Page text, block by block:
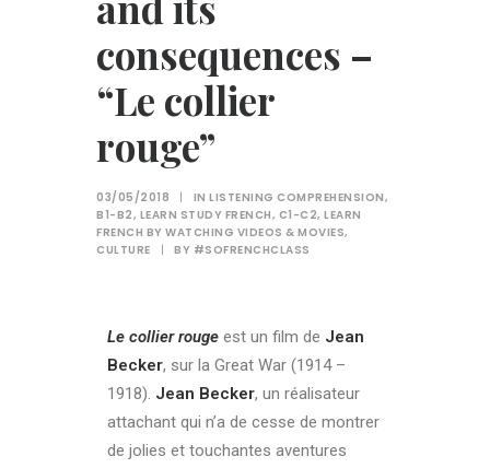
consequences –
“Le collier
rouge”
03/05/2018 | IN LISTENING COMPREHENSION,
B1-B2, LEARN STUDY FRENCH, C1-C2, LEARN
FRENCH BY WATCHING VIDEOS & MOVIES,
CULTURE
| BY #SOFRENCHCLASS
Le collier rouge est un film de Jean
Becker, sur la Great War (1914 –
1918). Jean Becker, un réalisateur
attachant qui n’a de cesse de montrer
de jolies et touchantes aventures